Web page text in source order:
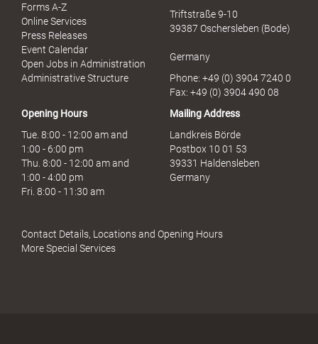
Forms A-Z
Online Services
Press Releases
Event Calendar
Open Jobs in Administration
Administrative Structure
Triftstraße 9-10
39387 Oschersleben (Bode)
Germany
Phone: +49 (0) 3904 7240 0
Fax: +49 (0) 3904 490 08
Opening Hours
Tue. 8:00 - 12:00 am and
1:00 - 6:00 pm
Thu. 8:00 - 12:00 am and
1:00 - 4:00 pm
Fri. 8:00 - 11:30 am
Mailing Address
Landkreis Börde
Postbox 10 01 53
39331 Haldensleben
Germany
Contact Details, Locations and Opening Hours
More Special Services